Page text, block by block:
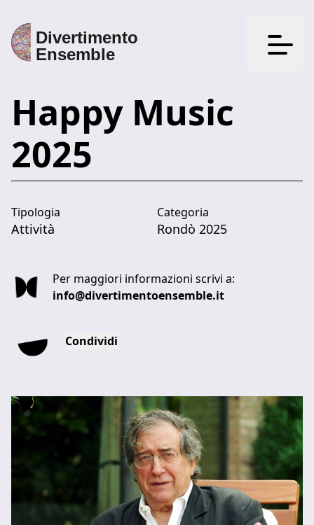
Apri il
Happy Music
2025
Tipologia
Attività
Categoria
Rondò 2025
Per maggiori informazioni scrivi a:
info@divertimentoensemble.it
Condividi